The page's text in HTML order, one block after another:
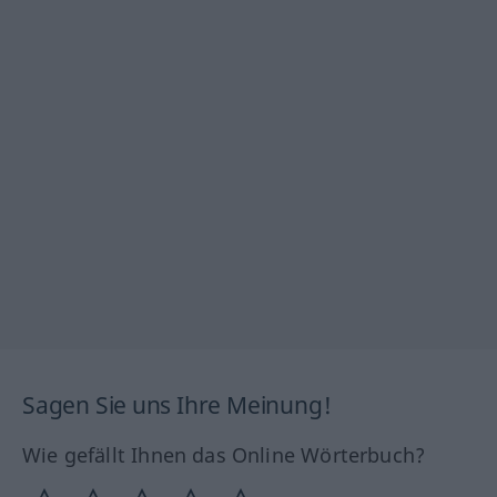
Sagen Sie uns Ihre Meinung!
Wie gefällt Ihnen das Online Wörterbuch?